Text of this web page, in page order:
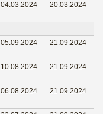
04.03.2024 20.03.2024
05.09.2024 21.09.2024
10.08.2024 21.09.2024
06.08.2024 21.09.2024